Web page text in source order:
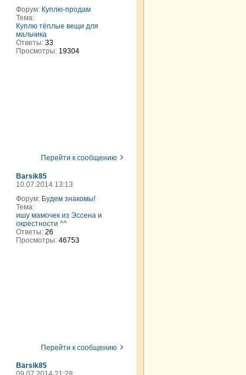
Форум: Куплю-продам
Тема:
Куплю тёплые вещи для
мальчика
Ответы: 33
Просмотры: 19304
Перейти к сообщению
Barsik85
10.07.2014 13:13
Форум: Будем знакомы!
Тема:
ишу мамочек из Эссена и
окрестности ^^
Ответы: 26
Просмотры: 46753
Перейти к сообщению
Barsik85